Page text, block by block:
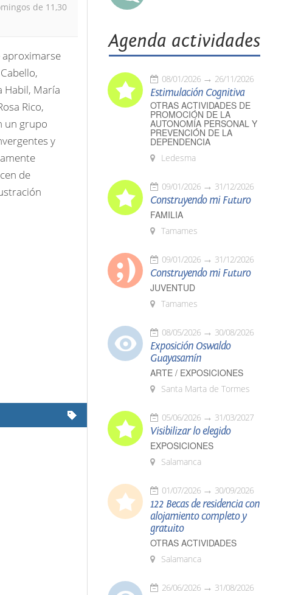
de 11,30
aproximarse
Habil, María
Rico,
un grupo
y
de
Agenda actividades
08/01/2026 26/11/2026
Estimulación Cognitiva
OTRAS ACTIVIDADES DE
PROMOCIÓN DE LA
AUTONOMÍA PERSONAL Y
PREVENCIÓN DE LA
DEPENDENCIA
Ledesma
09/01/2026 31/12/2026
Construyendo mi Futuro
FAMILIA
Tamames
09/01/2026 31/12/2026
Construyendo mi Futuro
JUVENTUD
Tamames
08/05/2026 30/08/2026
Exposición Oswaldo
Guayasamín
ARTE / EXPOSICIONES
Santa Marta de Tormes
05/06/2026 31/03/2027
Visibilizar lo elegido
EXPOSICIONES
Salamanca
01/07/2026 30/09/2026
122 Becas de residencia con
alojamiento completo y
gratuito
OTRAS ACTIVIDADES
Salamanca
26/06/2026 31/08/2026